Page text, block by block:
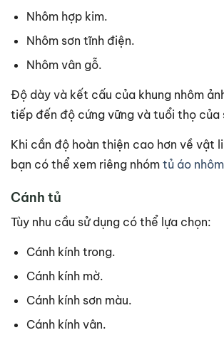
Nhôm hợp kim.
Nhôm sơn tĩnh điện.
Nhôm vân gỗ.
Độ dày và kết cấu của khung nhôm
tiếp đến độ cứng vững và tuổi thọ của
Khi cần độ hoàn thiện cao hơn về vật
bạn có thể xem riêng nhóm tủ áo
Cánh tủ
Tùy nhu cầu sử dụng có thể lựa chọn:
Cánh kính trong.
Cánh kính mờ.
Cánh kính sơn màu.
Cánh kính vân.